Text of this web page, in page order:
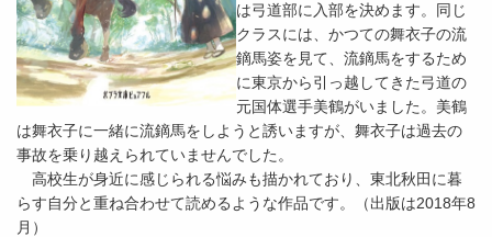
は弓道部に入部を決めます。同じ
クラスには、かつての舞衣子の流
鏑馬姿を見て、流鏑馬をするため
に東京から引っ越してきた弓道の
元国体選手美鶴がいました。美鶴
は舞衣子に一緒に流鏑馬をしようと誘いますが、舞衣子は過去の
事故を乗り越えられていませんでした。
高校生が身近に感じられる悩みも描かれており、東北秋田に暮
らす自分と重ね合わせて読めるような作品です。（出版は2018年8
月）